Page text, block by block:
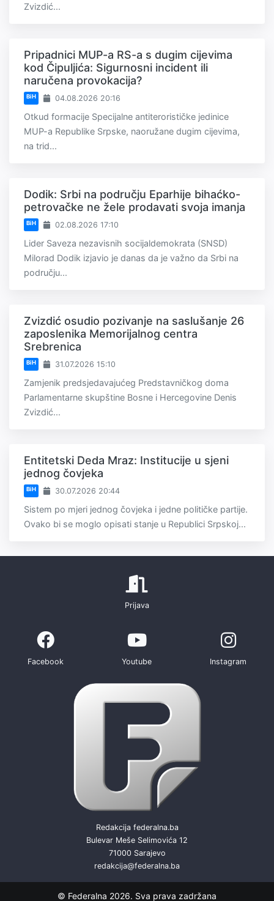
Zvizdić...
Pripadnici MUP-a RS-a s dugim cijevima
kod Čipuljića: Sigurnosni incident ili
naručena provokacija?
BiH 04.08.2026 20:16
Otkud formacije Specijalne antiterorističke jedinice
MUP-a Republike Srpske, naoružane dugim cijevima,
na trid...
Dodik: Srbi na području Eparhije bihaćko-
petrovačke ne žele prodavati svoja imanja
BiH 02.08.2026 17:10
Lider Saveza nezavisnih socijaldemokrata (SNSD)
Milorad Dodik izjavio je danas da je važno da Srbi na
području...
Zvizdić osudio pozivanje na saslušanje 26
zaposlenika Memorijalnog centra
Srebrenica
BiH 31.07.2026 15:10
Zamjenik predsjedavajućeg Predstavničkog doma
Parlamentarne skupštine Bosne i Hercegovine Denis
Zvizdić...
Entitetski Deda Mraz: Institucije u sjeni
jednog čovjeka
BiH 30.07.2026 20:44
Sistem po mjeri jednog čovjeka i jedne političke partije.
Ovako bi se moglo opisati stanje u Republici Srpskoj...
Prijava
Facebook Youtube Instagram
Redakcija federalna.ba
Bulevar Meše Selimovića 12
71000 Sarajevo
redakcija@federalna.ba
© Federalna 2026. Sva prava zadržana